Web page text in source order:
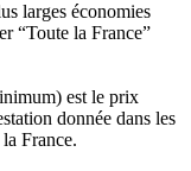
larges économies
“Toute la France”
est le prix
donnée dans les
France.